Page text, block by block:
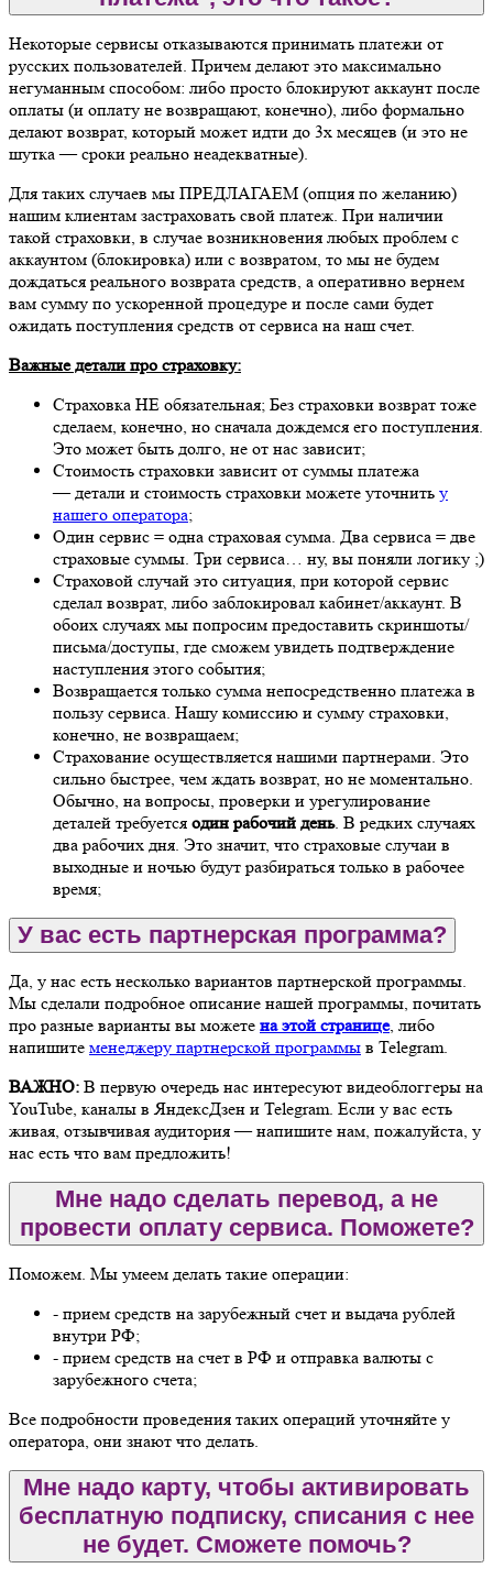
Некоторые сервисы отказываются принимать платежи от
русских пользователей. Причем делают это максимально
негуманным способом: либо просто блокируют аккаунт после
оплаты (и оплату не возвращают, конечно), либо формально
делают возврат, который может идти до 3х месяцев (и это не
шутка — сроки реально неадекватные).
Для таких случаев мы ПРЕДЛАГАЕМ (опция по желанию)
нашим клиентам застраховать свой платеж. При наличии
такой страховки, в случае возникновения любых проблем с
аккаунтом (блокировка) или с возвратом, то мы не будем
дождаться реального возврата средств, а оперативно вернем
вам сумму по ускоренной процедуре и после сами будет
ожидать поступления средств от сервиса на наш счет.
Важные детали про страховку:
Страховка НЕ обязательная; Без страховки возврат тоже
сделаем, конечно, но сначала дождемся его поступления.
Это может быть долго, не от нас зависит;
Стоимость страховки зависит от суммы платежа
— детали и стоимость страховки можете уточнить у
нашего оператора;
Один сервис = одна страховая сумма. Два сервиса = две
страховые суммы. Три сервиса… ну, вы поняли логику ;)
Страховой случай это ситуация, при которой сервис
сделал возврат, либо заблокировал кабинет/аккаунт. В
обоих случаях мы попросим предоставить скриншоты/
письма/доступы, где сможем увидеть подтверждение
наступления этого события;
Возвращается только сумма непосредственно платежа в
пользу сервиса. Нашу комиссию и сумму страховки,
конечно, не возвращаем;
Страхование осуществляется нашими партнерами. Это
сильно быстрее, чем ждать возврат, но не моментально.
Обычно, на вопросы, проверки и урегулирование
деталей требуется один рабочий день. В редких случаях
два рабочих дня. Это значит, что страховые случаи в
выходные и ночью будут разбираться только в рабочее
время;
У вас есть партнерская программа?
Да, у нас есть несколько вариантов партнерской программы.
Мы сделали подробное описание нашей программы, почитать
про разные варианты вы можете на этой странице, либо
напишите менеджеру партнерской программы в Telegram.
ВАЖНО: В первую очередь нас интересуют видеоблоггеры на
YouTube, каналы в ЯндексДзен и Telegram. Если у вас есть
живая, отзывчивая аудитория — напишите нам, пожалуйста, у
нас есть что вам предложить!
Мне надо сделать перевод, а не
провести оплату сервиса. Поможете?
Поможем. Мы умеем делать такие операции:
- прием средств на зарубежный счет и выдача рублей
внутри РФ;
- прием средств на счет в РФ и отправка валюты с
зарубежного счета;
Все подробности проведения таких операций уточняйте у
оператора, они знают что делать.
Мне надо карту, чтобы активировать
бесплатную подписку, списания с нее
не будет. Сможете помочь?